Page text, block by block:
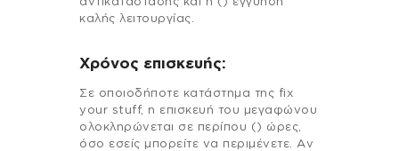
καλής λειτουργίας.
Χρόνος επισκευής:
Σε οποιοδήποτε κατάστημα της fix
your stuff, η επισκευή του μεγαφώνου
ολοκληρώνεται σε περίπου () ώρες,
όσο εσείς μπορείτε να περιμένετε. Αν